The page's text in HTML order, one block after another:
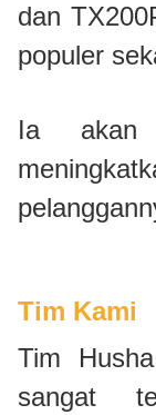
dan
populer
Ia akan
Tim Kami
Tim
sangat